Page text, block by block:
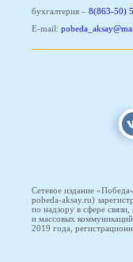
бухгалтерия – 8(863-50)
E-mail:
Сетевое издание
pobeda-aksay.ru)
по надзору в сфере
и массовых
2019 года,